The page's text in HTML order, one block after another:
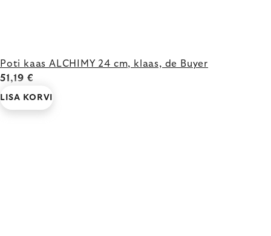
Poti kaas ALCHIMY 24 cm, klaas, de Buyer
51,19 €
LISA KORVI